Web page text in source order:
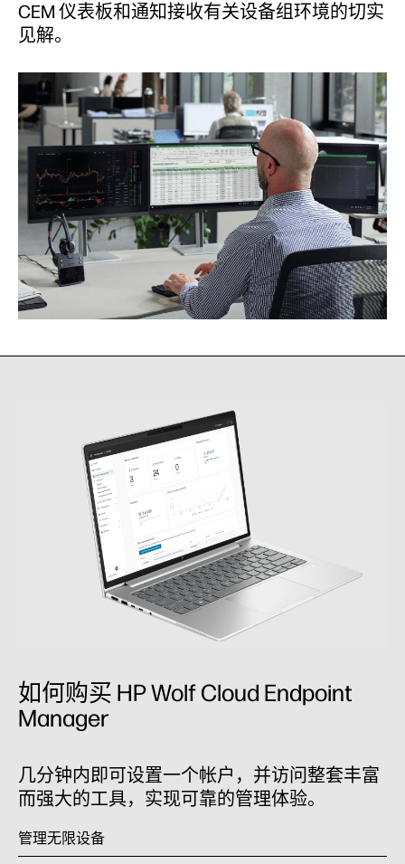
CEM 仪表板和通知接收有关设备组环境的切实
见解。
如何购买 HP Wolf Cloud Endpoint
Manager
几分钟内即可设置一个帐户，并访问整套丰富
而强大的工具，实现可靠的管理体验。
管理无限设备